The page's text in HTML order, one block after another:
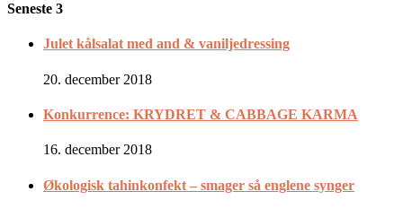
Seneste 3
Julet kålsalat med and & vaniljedressing
20. december 2018
Konkurrence: KRYDRET & CABBAGE KARMA
16. december 2018
Økologisk tahinkonfekt – smager så englene synger